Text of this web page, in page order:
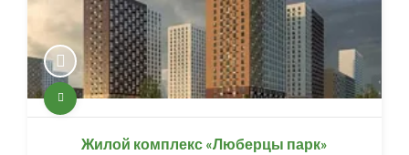
Жилой комплекс «Люберцы парк»